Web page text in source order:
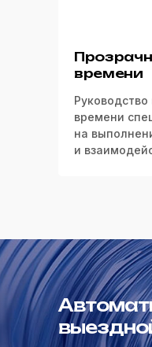
Руководство
времени
на
и
времени